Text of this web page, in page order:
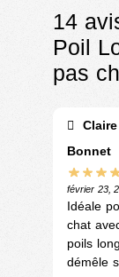
14
Poil
pas
Claire
Bonnet
février 23,
Idéale
chat
poils
démêle